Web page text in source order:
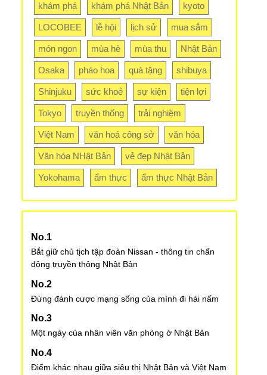
khám phá khám phá Nhật Bản kyoto
LOCOBEE lễ hội lịch sử mua sắm
món ngon mùa hè mùa thu Nhật Bản
Osaka pháo hoa quà tặng shibuya
Shinjuku sức khoẻ sự kiện tiện lợi
Tokyo truyền thống trải nghiệm
Việt Nam văn hoá công sở văn hóa
Văn hóa NHật Bản vẻ đẹp Nhật Bản
Yokohama ẩm thực ẩm thực Nhật Bản
Bắt giữ chủ tịch tập đoàn Nissan - thông tin chấn
động truyền thông Nhật Bản
Đừng đánh cược mạng sống của mình đi hái nấm
Một ngày của nhân viên văn phòng ở Nhật Bản
Điểm khác nhau giữa siêu thị Nhật Bản và Việt Nam